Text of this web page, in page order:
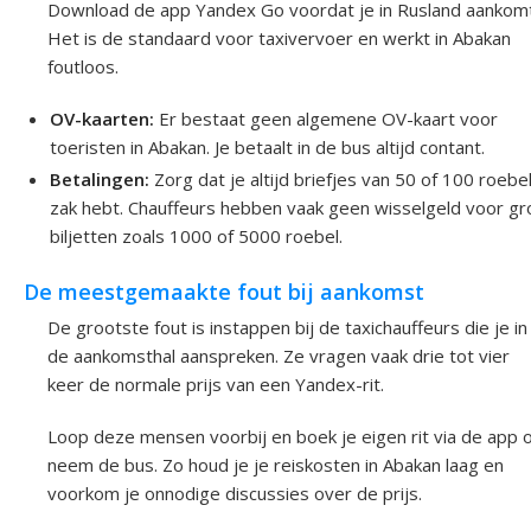
Download de app Yandex Go voordat je in Rusland
Het is de standaard voor taxivervoer en werkt in Abakan
foutloos.
OV-kaarten: Er bestaat geen algemene OV-kaart voor
toeristen in Abakan. Je betaalt in de bus altijd contant.
Betalingen: Zorg dat je altijd briefjes van 50 of 100
zak hebt. Chauffeurs hebben vaak geen wisselgeld voor
biljetten zoals 1000 of 5000 roebel.
De meestgemaakte fout bij aankomst
De grootste fout is instappen bij de taxichauffeurs die je in
de aankomsthal aanspreken. Ze vragen vaak drie tot vier
keer de normale prijs van een Yandex-rit.
Loop deze mensen voorbij en boek je eigen rit via de app
neem de bus. Zo houd je je reiskosten in Abakan laag en
voorkom je onnodige discussies over de prijs.